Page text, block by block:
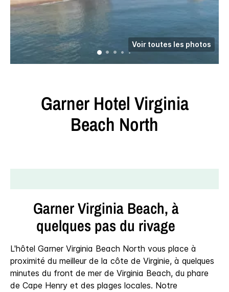
Voir toutes les photos
Garner Hotel Virginia
Beach North
Garner Virginia Beach, à
quelques pas du rivage
L'hôtel Garner Virginia Beach North vous place à
proximité du meilleur de la côte de Virginie, à quelques
minutes du front de mer de Virginia Beach, du phare
de Cape Henry et des plages locales. Notre